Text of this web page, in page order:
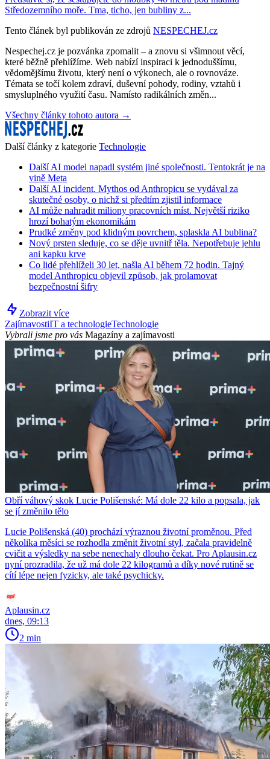
Středozemního moře. Tma, ticho, jen bubliny z...
Tento článek byl publikován ze zdrojů NESPECHEJ.cz
Nespechej.cz je pozvánka zpomalit – a znovu si všimnout věcí,
které běžně přehlížíme. Web nabízí inspiraci k jednoduššímu,
vědomějšímu životu, který není o výkonech, ale o rovnováze.
Témata se točí kolem zdraví, duševní pohody, rodiny, vztahů i
smysluplného využití času. Namísto radikálních změn...
Všechny články tohoto autora →
Další články z kategorie Technologie
Další AI model napadl systém jiné společnosti. Tentokrát je na
vině Meta
Další AI incident. Mythos od Anthropicu se vydával za
skutečné osoby, o nichž si předtím zjistil informace
AI může nahradit miliony pracovních míst. Největší riziko
hrozí bohatým ekonomikám
Prudké změny pod klidným povrchem, splaskla AI bublina?
Nový prsten sleduje, co se děje uvnitř těla. Nepotřebuje jehlu
ani kapku krve
Co lidé přehlíželi 30 let, našla AI během 72 hodin. Tajný
model Anthropicu objevil způsob, jak prolamovat
bezpečnostní šifry
Zobrazit více
ZajímavostiIT a technologieTechnologie
Vybrali jsme pro vás Magazíny a zajímavosti
Obří váhový skok Lucie Polišenské: Má dole 22 kilo a popsala, jak
se jí změnilo tělo
Lucie Polišenská (40) prochází výraznou životní proměnou. Před
několika měsíci se rozhodla změnit životní styl, začala pravidelně
cvičit a výsledky na sebe nenechaly dlouho čekat. Pro Aplausin.cz
nyní prozradila, že už má dole 22 kilogramů a díky nové rutině se
cítí lépe nejen fyzicky, ale také psychicky.
Aplausin.cz
dnes, 09:13
2 min